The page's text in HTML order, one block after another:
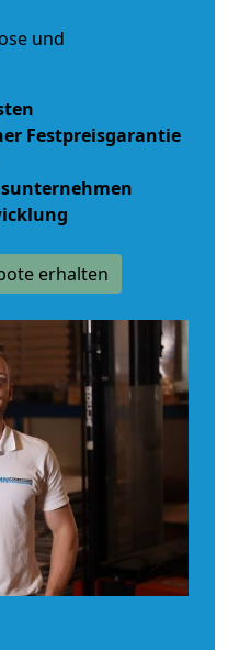
und
Festpreisgarantie
erhalten